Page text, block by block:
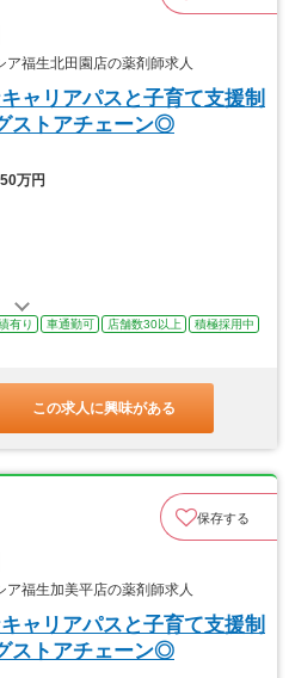
福生北田園店の薬剤師求人
ャリアパスと子育て支援制
ストアチェーン◎
万円
有り 車通勤可 店舗数30以上
積極採用中
この求人に興味がある
保存する
福生加美平店の薬剤師求人
ャリアパスと子育て支援制
ストアチェーン◎